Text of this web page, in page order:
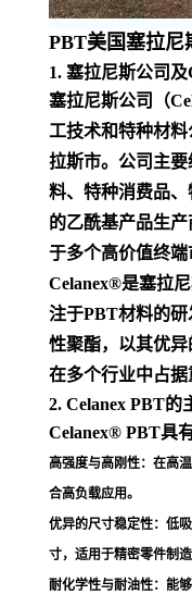
PBT美国塞拉尼
1. 塞拉尼斯公司
塞拉尼斯公司（
工技术和特种材
拉斯市。公司主
料、特种消费品
的乙酰基产品生
于多个高价值终端
Celanex®是塞拉
注于PBT材料的
性聚酯，以其优
在多个行业中占据
2. Celanex PBT的
Celanex® PBT具
高强度与高刚性：在高
合高负载应用。
优异的尺寸稳定性：低
寸，适用于精密零件制造
耐化学性与耐油性：能